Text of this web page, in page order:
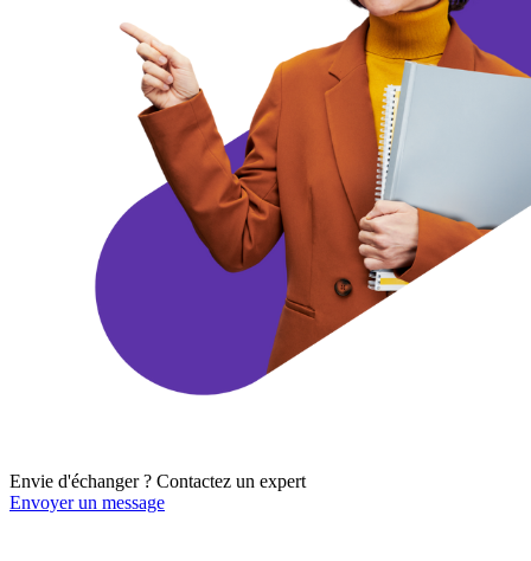
Envie d'échanger ? Contactez un expert
Envoyer un message